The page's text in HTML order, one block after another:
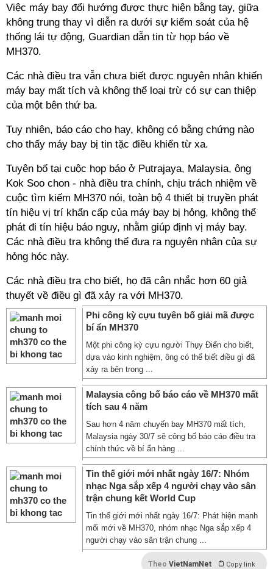
Việc máy bay đổi hướng được thực hiện bằng tay, giữa
không trung thay vì diễn ra dưới sự kiểm soát của hệ
thống lái tự động, Guardian dẫn tin từ họp báo về
MH370.
Các nhà điều tra vẫn chưa biết được nguyên nhân khiến
máy bay mất tích và không thể loại trừ có sự can thiệp
của một bên thứ ba.
Tuy nhiên, báo cáo cho hay, không có bằng chứng nào
cho thấy máy bay bị tin tặc điều khiển từ xa.
Tuyên bố tại cuộc họp báo ở Putrajaya, Malaysia, ông
Kok Soo chon - nhà điều tra chính, chịu trách nhiệm về
cuộc tìm kiếm MH370 nói, toàn bộ 4 thiết bị truyền phát
tín hiệu vị trí khẩn cấp của máy bay bị hỏng, không thể
phát đi tín hiệu báo nguy, nhằm giúp định vị máy bay.
Các nhà điều tra không thể đưa ra nguyên nhân của sự
hỏng hóc này.
Các nhà điều tra cho biết, họ đã cân nhắc hơn 60 giả
thuyết về điều gì đã xảy ra với MH370.
Phi công kỳ cựu tuyên bố giải mã được
bí ẩn MH370
Một phi công kỳ cựu người Thụy Điển cho biết,
dựa vào kinh nghiệm, ông có thể biết điều gì đã
xảy ra bên trong ...
Malaysia công bố báo cáo về MH370 mất
tích sau 4 năm
Sau hơn 4 năm chuyến bay MH370 mất tích,
Malaysia ngày 30/7 sẽ công bố báo cáo điều tra
chính thức về bí ẩn hàng ...
Tin thế giới mới nhất ngày 16/7: Nhóm
nhạc Nga sắp xếp 4 người chạy vào sân
trận chung kết World Cup
Tin thế giới mới nhất ngày 16/7: Phát hiện manh
mối mới về MH370, nhóm nhạc Nga sắp xếp 4
người chạy vào sân trận chung ...
Theo VietNamNet Copy link